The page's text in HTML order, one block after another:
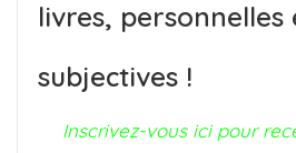
livres, personnelles
subjectives !
Inscrivez-vous ici pour